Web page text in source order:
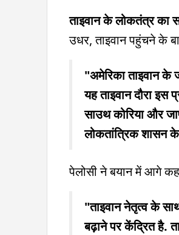
ताइवान के लोकतंत्र का
उधर, ताइवान पहुंचने के
"अमेरिका ताइवान के
यह ताइवान दौरा इस
साउथ कोरिया और
लोकतांत्रिक शासन के
पेलोसी ने बयान में आगे
"ताइवान नेतृत्व के
बढ़ाने पर केंद्रित है.